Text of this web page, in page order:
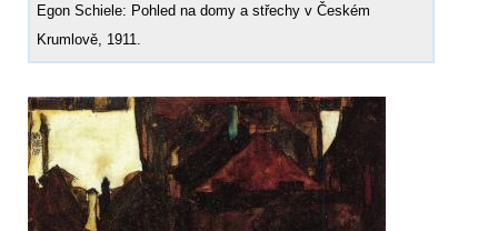
Egon Schiele: Pohled na domy a střechy v Českém
Krumlově, 1911.